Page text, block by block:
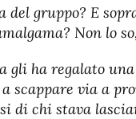
del gruppo? E
Non lo
gli ha regalato
scappare via a
di chi stava